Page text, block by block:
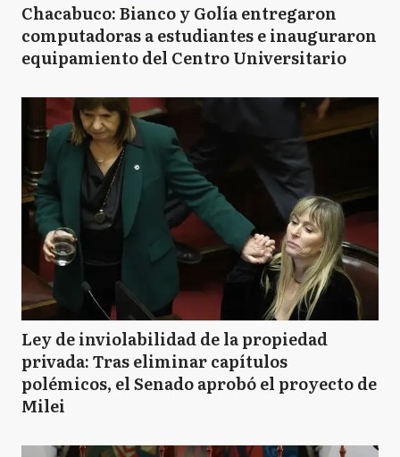
Chacabuco: Bianco y Golía entregaron
computadoras a estudiantes e inauguraron
equipamiento del Centro Universitario
Ley de inviolabilidad de la propiedad
privada: Tras eliminar capítulos
polémicos, el Senado aprobó el proyecto de
Milei